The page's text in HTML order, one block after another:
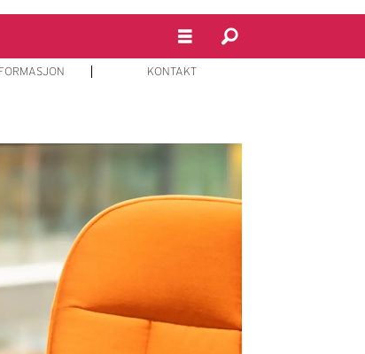
KONTAKT